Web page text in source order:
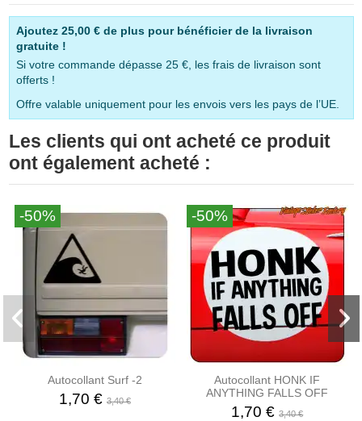
Ajoutez 25,00 €de plus pour bénéficier de la livraison
gratuite !
Si votre commande dépasse 25 €, les frais de livraison sont
offerts !
Offre valable uniquement pour les envois vers les pays de l’UE.
Les clients qui ont acheté ce produit
ont également acheté :
-50%
Autocollant Surf -2
1,70 € 3,40 €
-50%
Autocollant HONK IF
ANYTHING FALLS OFF
1,70 €3,40 €